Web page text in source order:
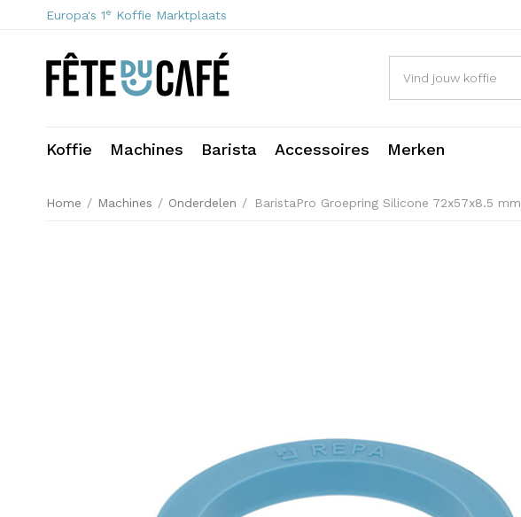
Europa's 1e Koffie Marktplaats
Koffie Machines Barista Accessoires Merken
Home / Machines / Onderdelen / BaristaPro Groepring Silicone 72x57x8.5 mm